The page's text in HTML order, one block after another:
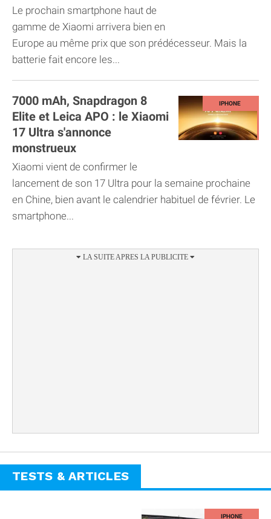
Le prochain smartphone haut de
gamme de Xiaomi arrivera bien en
Europe au même prix que son prédécesseur. Mais la
batterie fait encore les...
7000 mAh, Snapdragon 8
Elite et Leica APO : le Xiaomi
17 Ultra s'annonce
monstrueux
Xiaomi vient de confirmer le
lancement de son 17 Ultra pour la semaine prochaine
en Chine, bien avant le calendrier habituel de février. Le
smartphone...
TESTS & ARTICLES